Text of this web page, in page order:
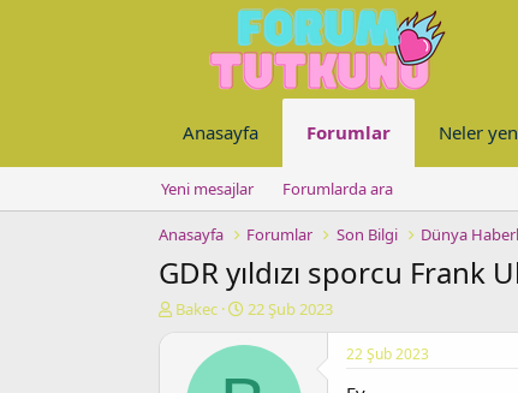
Anasayfa Forumlar Neler
Yeni mesajlar Forumlarda ara
Anasayfa Forumlar Son Bilgi Dünya
GDR yıldızı sporcu
K
Bakec
B
ş
22 Şub 2023
22 Şub 2023